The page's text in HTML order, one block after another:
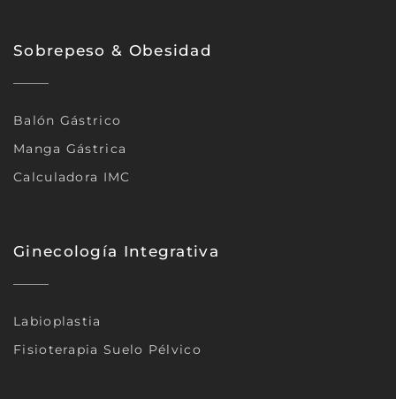
Sobrepeso & Obesidad
Balón Gástrico
Manga Gástrica
Calculadora IMC
Ginecología Integrativa
Labioplastia
Fisioterapia Suelo Pélvico